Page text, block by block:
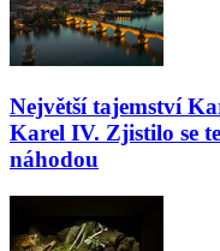
Největší tajemství
Karel IV. Zjistilo se
náhodou